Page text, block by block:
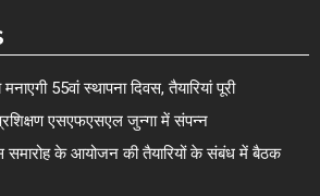
55वां स्थापना दिवस, तैयारियां पूरी
एसएफएसएल जुन्गा में संपन्न
समारोह के आयोजन की तैयारियों के संबंध में बैठक